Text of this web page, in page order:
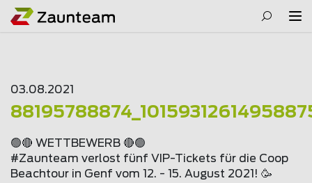
03.08.2021
🟢🔴 WETTBEWERB 🔴🟢
#Zaunteam verlost fünf VIP-Tickets für die Coop
Beachtour in Genf vom 12. - 15. August 2021! 🥳